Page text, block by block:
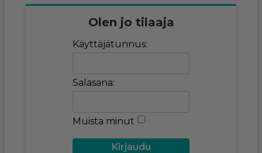
Olen jo tilaaja
Käyttäjätunnus:
Salasana:
Muista minut